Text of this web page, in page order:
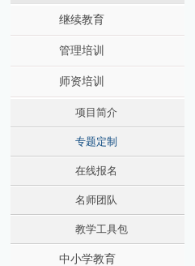
继续教育
管理培训
师资培训
项目简介
专题定制
在线报名
名师团队
教学工具包
中小学教育